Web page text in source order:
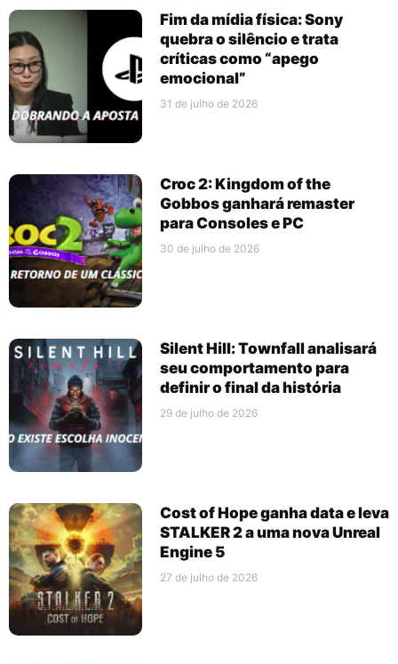
Fim da mídia física: Sony
quebra o silêncio e trata
críticas como “apego
emocional”
31 de julho de 2026
Croc 2: Kingdom of the
Gobbos ganhará remaster
para Consoles e PC
30 de julho de 2026
Silent Hill: Townfall analisará
seu comportamento para
definir o final da história
29 de julho de 2026
Cost of Hope ganha data e leva
STALKER 2 a uma nova Unreal
Engine 5
27 de julho de 2026